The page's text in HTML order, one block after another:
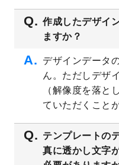
追加しま
2023/4/20
2023/4/18
セミナー
レートを
2023/4/18
スポーツ
シデザイ
2023/3/16
シール・
公開い
2023/3/13
封筒（長
作成したデザイ
ますか？
デザインデータ
ん。ただしデザ
（解像度を落と
ていただくこと
テンプレートの
真に透かし文字